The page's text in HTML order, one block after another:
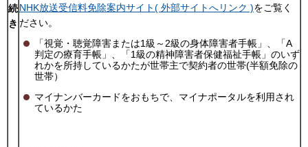
続
き
NHK放送受信料免除案内サイト( 外部サイトへリンク )をご覧く
ださい。
「視覚・聴覚障害または1級～2級の身体障害者手帳」、「A
判定の療育手帳」、「1級の精神障害者保健福祉手帳」のいず
れかを所持しているかたが世帯主で契約者の世帯(半額免除の
世帯）
マイナンバーカードをおもちで、マイナポータルを利用され
ているかた